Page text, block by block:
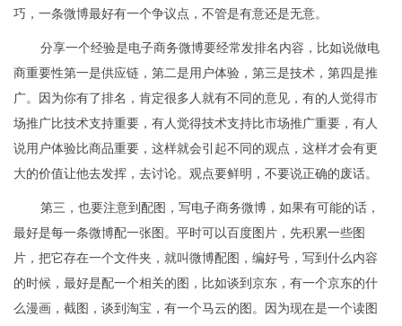
巧，一条微博最好有一个争议点，不管是有意还是无意。
分享一个经验是电子商务微博要经常发排名内容，比如说做电
商重要性第一是供应链，第二是用户体验，第三是技术，第四是推
广。因为你有了排名，肯定很多人就有不同的意见，有的人觉得市
场推广比技术支持重要，有人觉得技术支持比市场推广重要，有人
说用户体验比商品重要，这样就会引起不同的观点，这样才会有更
大的价值让他去发挥，去讨论。观点要鲜明，不要说正确的废话。
第三，也要注意到配图，写电子商务微博，如果有可能的话，
最好是每一条微博配一张图。平时可以百度图片，先积累一些图
片，把它存在一个文件夹，就叫微博配图，编好号，写到什么内容
的时候，最好是配一个相关的图，比如谈到京东，有一个京东的什
么漫画，截图，谈到淘宝，有一个马云的图。因为现在是一个读图